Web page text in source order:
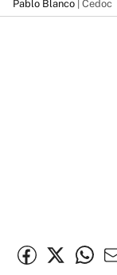
Pablo Blanco | Cedoc